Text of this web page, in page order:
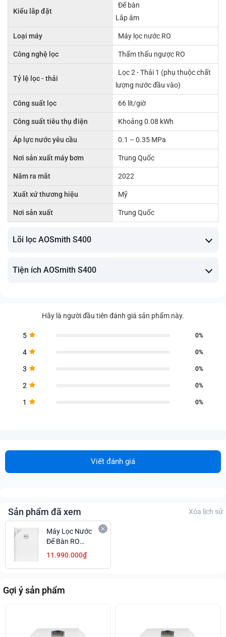
Kiểu lắp đặt
Để bàn
Lắp âm
Loại máy Máy lọc nước RO
Công nghệ lọc Thẩm thấu ngược RO
Tỷ lệ lọc - thải
Lọc 2 - Thải 1 (phụ thuộc chất
lượng nước đầu vào)
Công suất lọc 66 lít/giờ
Công suất tiêu thụ điện Khoảng 0.08 kWh
Áp lực nước yêu cầu 0.1 – 0.35 MPa
Nơi sản xuất máy bơm Trung Quốc
Năm ra mắt 2022
Xuất xứ thương hiệu Mỹ
Nơi sản xuất Trung Quốc
Lõi lọc AOSmith S400
Tiện ích AOSmith S400
Hãy là người đầu tiên đánh giá sản phẩm này.
5 0%
4 0%
3 0%
2 0%
1 0%
Viết đánh giá
Sản phẩm đã xem Xóa lịch sử
Máy Lọc Nước
Để Bàn RO
AOSmith S400 3
Lõi Chính Hãng
11.990.000₫
Gợi ý sản phẩm